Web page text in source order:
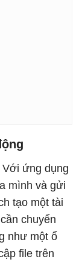
Với ứng dụng
mình và gửi
tạo một tài
chuyển
như một ổ
file trên